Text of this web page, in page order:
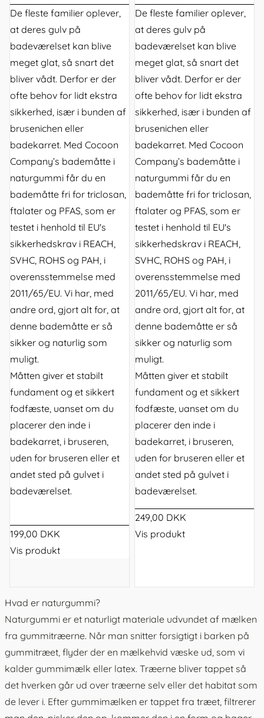
De fleste familier oplever,
at deres gulv på
badeværelset kan blive
meget glat, så snart det
bliver vådt. Derfor er der
ofte behov for lidt ekstra
sikkerhed, især i bunden af
brusenichen eller
badekarret. Med Cocoon
Company’s bademåtte i
naturgummi får du en
bademåtte fri for triclosan,
ftalater og PFAS, som er
testet i henhold til EU's
sikkerhedskrav i REACH,
SVHC, ROHS og PAH, i
overensstemmelse med
2011/65/EU. Vi har, med
andre ord, gjort alt for, at
denne bademåtte er så
sikker og naturlig som
muligt.
Måtten giver et stabilt
fundament og et sikkert
fodfæste, uanset om du
placerer den inde i
badekarret, i bruseren,
uden for bruseren eller et
andet sted på gulvet i
badeværelset.
199,00 DKK
Vis produkt
De fleste familier oplever,
at deres gulv på
badeværelset kan blive
meget glat, så snart det
bliver vådt. Derfor er der
ofte behov for lidt ekstra
sikkerhed, især i bunden af
brusenichen eller
badekarret. Med Cocoon
Company’s bademåtte i
naturgummi får du en
bademåtte fri for triclosan,
ftalater og PFAS, som er
testet i henhold til EU's
sikkerhedskrav i REACH,
SVHC, ROHS og PAH, i
overensstemmelse med
2011/65/EU. Vi har, med
andre ord, gjort alt for, at
denne bademåtte er så
sikker og naturlig som
muligt.
Måtten giver et stabilt
fundament og et sikkert
fodfæste, uanset om du
placerer den inde i
badekarret, i bruseren,
uden for bruseren eller et
andet sted på gulvet i
badeværelset.
249,00 DKK
Vis produkt
Hvad er naturgummi?
Naturgummi er et naturligt materiale udvundet af mælken
fra gummitræerne. Når man snitter forsigtigt i barken på
gummitræet, flyder der en mælkehvid væske ud, som vi
kalder gummimælk eller latex. Træerne bliver tappet så
det hverken går ud over træerne selv eller det habitat som
de lever i. Efter gummimælken er tappet fra træet, filtrerer